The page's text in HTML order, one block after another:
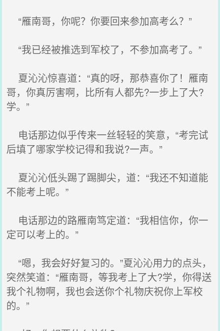
“雁南哥，你呢？你要回来参加高考么？”
“我已经被推选到军校了，不参加高考了。”
夏沁沁惊喜道：“真的呀，那恭喜你了！雁南
哥，你真厉害啊，比所有人都先?一步上了大?
学。”
电话那边似乎传来一丝轻轻的笑意，“考完试
后填了哪家学校记得和我说?一声。”
夏沁沁低头踢了踢脚尖，道：“我还不知道能
不能考上呢。”
电话那边的路雁南笃定道：“我相信你，你一
定可以考上的。”
“嗯，我会好好复习的。”夏沁沁用力的点头，
突然笑道：“雁南哥，等我考上了大?学，你得送
我个礼物啊，我也会送你个礼物庆祝你上军校
的。”